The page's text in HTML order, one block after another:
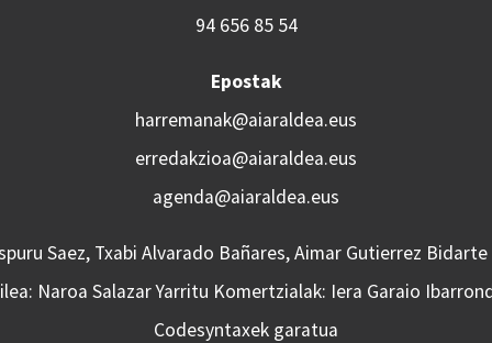
94 656 85 54
Epostak
harremanak@aiaraldea.eus
erredakzioa@aiaraldea.eus
agenda@aiaraldea.eus
Saez, Txabi Alvarado Bañares, Aimar Gutierrez
Naroa Salazar Yarritu Komertzialak: Iera Garaio
Codesyntaxek garatua